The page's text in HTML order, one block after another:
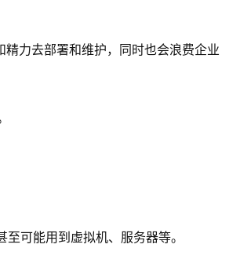
力去部署和维护，同时也会浪费企业
可能用到虚拟机、服务器等。